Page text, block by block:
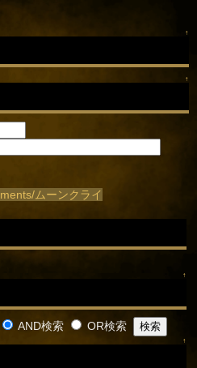
↑
↑
ムーンクライ
↑
AND検索 OR検索
↑